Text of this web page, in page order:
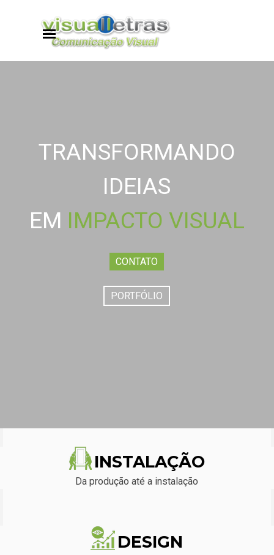
Pular menu
TRANSFORMANDO
IDEIAS
EM IMPACTO VISUAL
CONTATO
PORTFÓLIO
INSTALAÇÃO
Da produção até a instalação
DESIGN